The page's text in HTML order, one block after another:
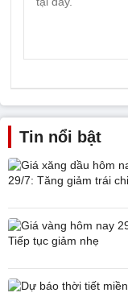
Tin nổi bật